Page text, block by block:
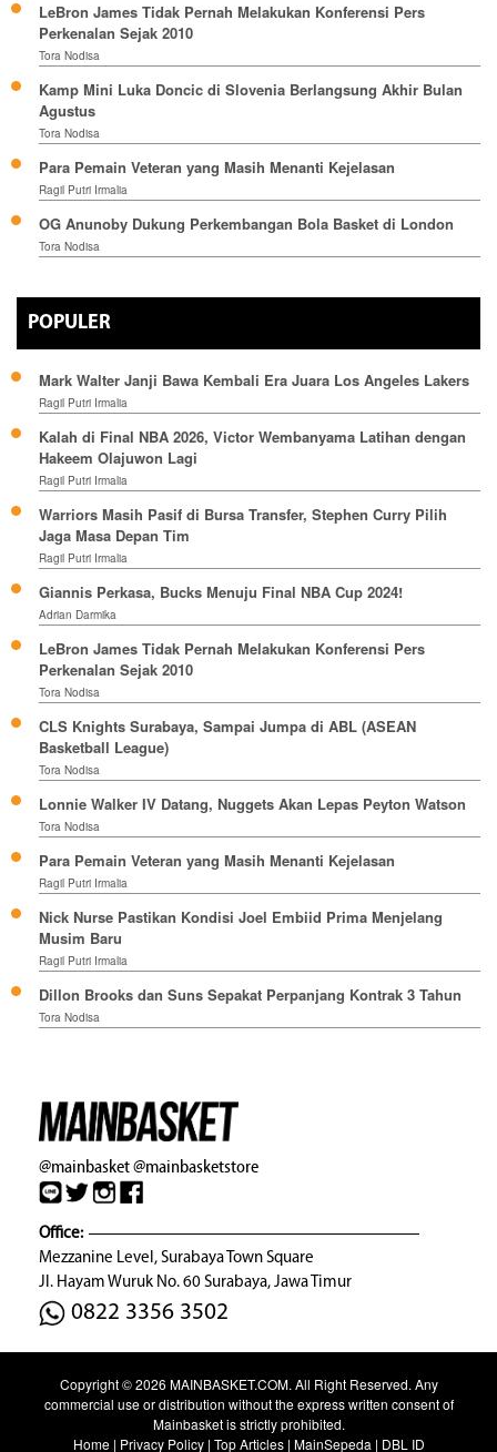
LeBron James Tidak Pernah Melakukan Konferensi Pers
Perkenalan Sejak 2010
Tora Nodisa
Kamp Mini Luka Doncic di Slovenia Berlangsung Akhir Bulan
Agustus
Tora Nodisa
Para Pemain Veteran yang Masih Menanti Kejelasan
Ragil Putri Irmalia
OG Anunoby Dukung Perkembangan Bola Basket di London
Tora Nodisa
POPULER
Mark Walter Janji Bawa Kembali Era Juara Los Angeles Lakers
Ragil Putri Irmalia
Kalah di Final NBA 2026, Victor Wembanyama Latihan dengan
Hakeem Olajuwon Lagi
Ragil Putri Irmalia
Warriors Masih Pasif di Bursa Transfer, Stephen Curry Pilih
Jaga Masa Depan Tim
Ragil Putri Irmalia
Giannis Perkasa, Bucks Menuju Final NBA Cup 2024!
Adrian Darmika
LeBron James Tidak Pernah Melakukan Konferensi Pers
Perkenalan Sejak 2010
Tora Nodisa
CLS Knights Surabaya, Sampai Jumpa di ABL (ASEAN
Basketball League)
Tora Nodisa
Lonnie Walker IV Datang, Nuggets Akan Lepas Peyton Watson
Tora Nodisa
Para Pemain Veteran yang Masih Menanti Kejelasan
Ragil Putri Irmalia
Nick Nurse Pastikan Kondisi Joel Embiid Prima Menjelang
Musim Baru
Ragil Putri Irmalia
Dillon Brooks dan Suns Sepakat Perpanjang Kontrak 3 Tahun
Tora Nodisa
@mainbasket@mainbasketstore
Office:
Mezzanine Level, Surabaya Town Square
Jl. Hayam Wuruk No. 60 Surabaya, Jawa Timur
0822 3356 3502
Copyright © 2026 MAINBASKET.COM. All Right Reserved. Any
commercial use or distribution without the express written consent of
Mainbasket is strictly prohibited.
Home| Privacy Policy| Top Articles| MainSepeda | DBL ID